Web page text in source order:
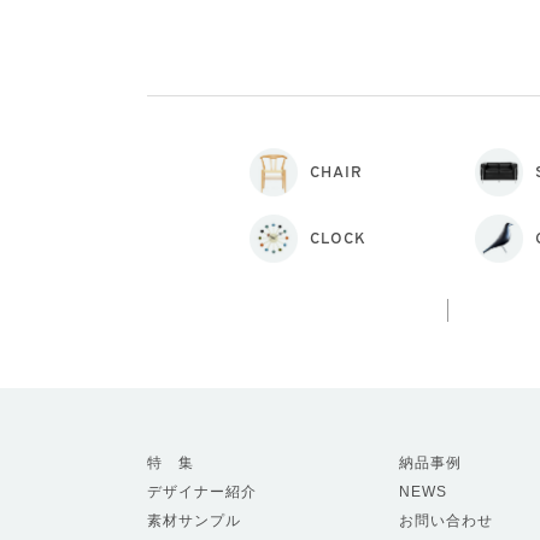
CHAIR
CLOCK
特 集
デザイナー紹介
素材サンプル
納品事例
NEWS
お問い合わせ